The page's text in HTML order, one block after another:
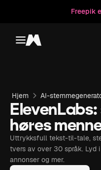
Freepik
Toggle menu
Magnific
Hjem AI-
høres
Uttrykksfull tekst-til-tale,
tvers av over 30 språk. Lyd
annonser og mer.